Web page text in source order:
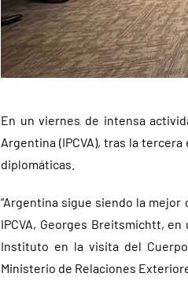
En un viernes de intensa
Argentina (IPCVA), tras la
diplomáticas.
“Argentina sigue siendo la
IPCVA, Georges Breitsmichtt,
Instituto en la visita del
Ministerio de Relaciones